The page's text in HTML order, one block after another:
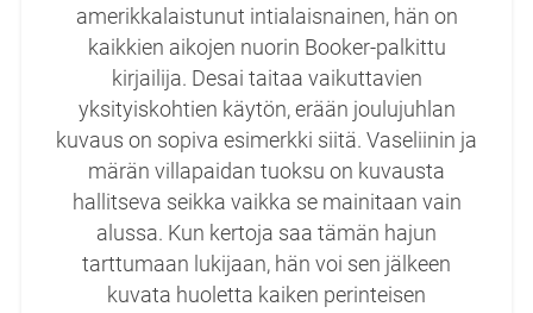
amerikkalaistunut intialaisnainen, hän on
kaikkien aikojen nuorin Booker-palkittu
kirjailija. Desai taitaa vaikuttavien
yksityiskohtien käytön, erään joulujuhlan
kuvaus on sopiva esimerkki siitä. Vaseliinin ja
märän villapaidan tuoksu on kuvausta
hallitseva seikka vaikka se mainitaan vain
alussa. Kun kertoja saa tämän hajun
tarttumaan lukijaan, hän voi sen jälkeen
kuvata huoletta kaiken perinteisen